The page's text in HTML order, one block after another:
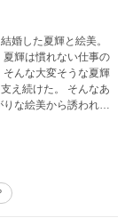
婚した夏輝と絵美。
輝は慣れない仕事の
んな大変そうな夏輝
た。 そんなあ
な絵美から誘われた
クスに淡白だったはず
きの事実…… 浮気
しまう夫、そんな歪ん